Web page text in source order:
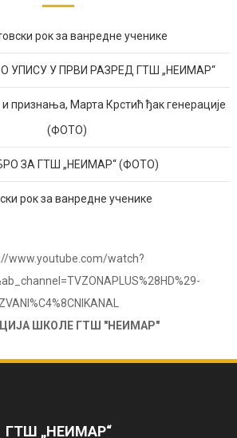
рок за ванредне ученике
УПИСУ У ПРВИ РАЗРЕД ГТШ „НЕИМАР“
признања, Марта Крстић ђак генерације
(ФОТО)
ЗА ГТШ „НЕИМАР“ (ФОТО)
рок за ванредне ученике
www.youtube.com/watch?
ZVANI%C4%8CNIKANAL
ШКОЛЕ ГТШ "НЕИМАР"
ГТШ „НЕИМАР“